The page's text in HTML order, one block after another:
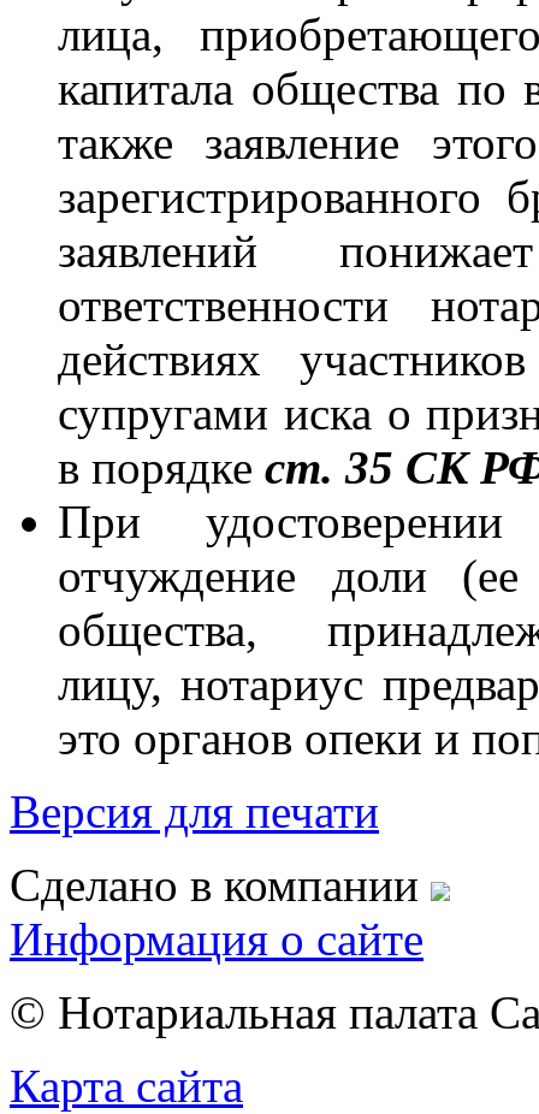
лица,
капитала общества по
также заявление
зарегистрированного
заявлений
ответственности
действиях
супругами иска о
в порядке ст. 35 СК
При
отчуждение доли
общества,
лицу, нотариус
это органов опеки и
Версия для печати
Сделано в компании
Информация о сайте
© Нотариальная палата
Карта сайта